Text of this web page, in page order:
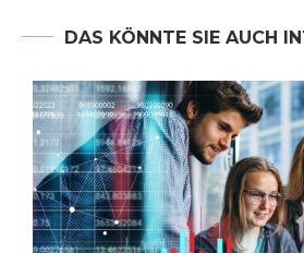
DAS KÖNNTE SIE AUCH